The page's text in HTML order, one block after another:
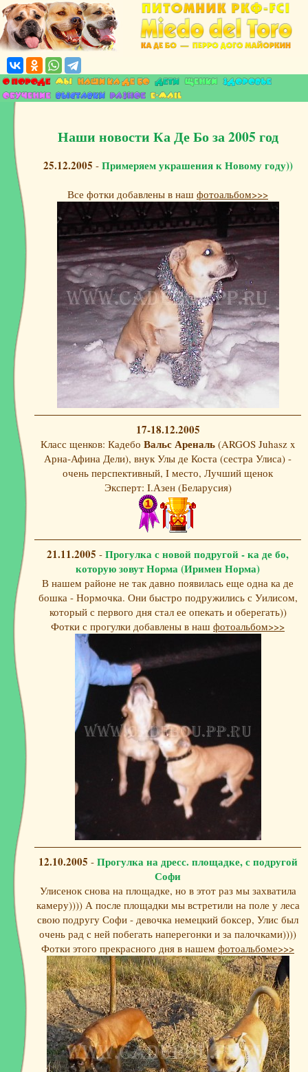
Наши новости Ка Де Бо за 2005 год
25.12.2005 - Примеряем украшения к Новому году))
Все фотки добавлены в наш фотоальбом>>>
17-18.12.2005
Класс щенков: Кадебо Вальс Ареналь(ARGOS Juhasz x
Арна-Афина Дели), внук Улы де Коста (сестра Улиса) -
очень перспективный, I место, Лучший щенок
Эксперт: I.Азен (Беларусия)
21.11.2005 - Прогулка с новой подругой - ка де бо,
которую зовут Норма (Иримен Норма)
В нашем районе не так давно появилась еще одна ка де
бошка - Нормочка. Они быстро подружились с Уилисом,
который с первого дня стал ее опекать и оберегать))
Фотки с прогулки добавлены в наш фотоальбом>>>
12.10.2005 - Прогулка на дресс. площадке, с подругой
Софи
Улисенок снова на площадке, но в этот раз мы захватила
камеру)))) А после площадки мы встретили на поле у леса
свою подругу Софи - девочка немецкий боксер, Улис был
очень рад с ней побегать наперегонки и за палочками))))
Фотки этого прекрасного дня в нашем фотоальбоме>>>